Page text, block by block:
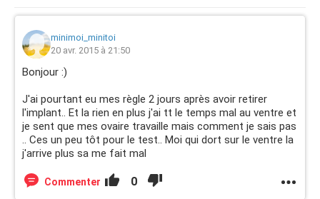
minimoi_minitoi
20 avr. 2015 à 21:50
Bonjour :)
J'ai pourtant eu mes règle 2 jours après avoir retirer
l'implant.. Et la rien en plus j'ai tt le temps mal au ventre et
je sent que mes ovaire travaille mais comment je sais pas
.. Ces un peu tôt pour le test.. Moi qui dort sur le ventre la
j'arrive plus sa me fait mal
Commenter 0